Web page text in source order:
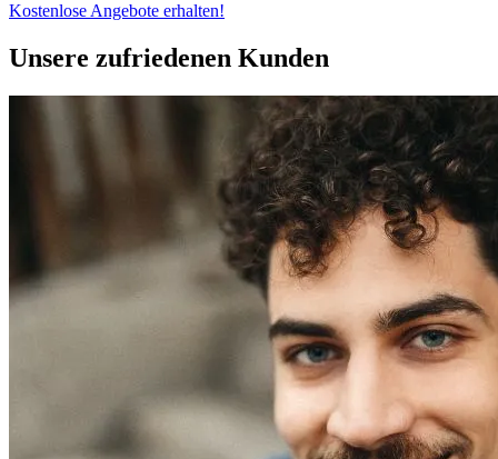
Kostenlose Angebote erhalten!
Unsere zufriedenen Kunden